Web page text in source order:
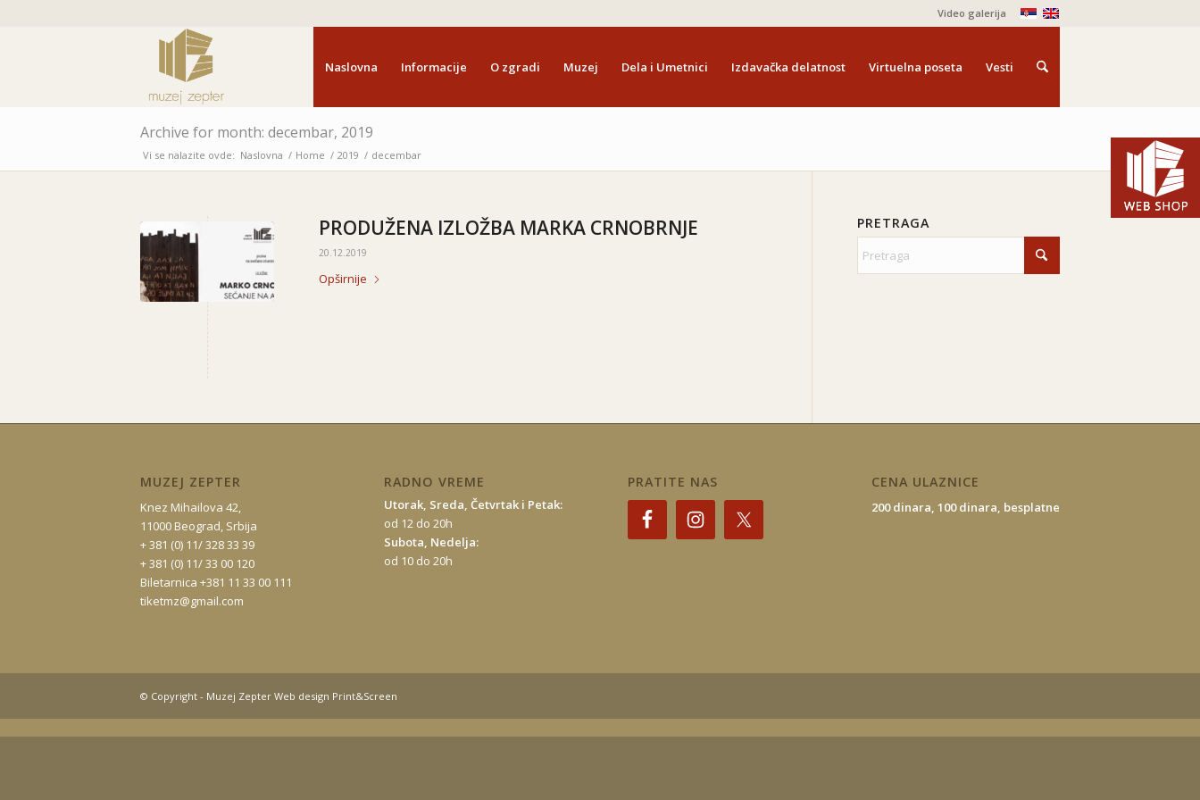
Video galerija
Naslovna Informacije O zgradi Muzej Dela i Umetnici Izdavačka delatnost Virtuelna poseta Vesti
Archive for month: decembar, 2019
Vi se nalazite ovde: Naslovna / Home / 2019 / decembar
PRODUŽENA IZLOŽBA MARKA CRNOBRNJE
20.12.2019
Opširnije
PRETRAGA
MUZEJ ZEPTER
Knez Mihailova 42,
11000 Beograd, Srbija
+ 381 (0) 11/ 328 33 39
+ 381 (0) 11/ 33 00 120
Biletarnica +381 11 33 00 111
tiketmz@gmail.com
RADNO VREME
Utorak, Sreda, Četvrtak i Petak:
od 12 do 20h
Subota, Nedelja:
od 10 do 20h
PRATITE NAS CENA ULAZNICE
200 dinara, 100 dinara, besplatne
© Copyright - Muzej Zepter Web design Print&Screen